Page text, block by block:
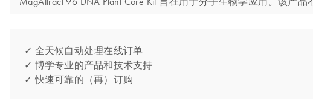
✓ 全天候自动处理在线订单
✓ 博学专业的产品和技术支持
✓ 快速可靠的（再）订购